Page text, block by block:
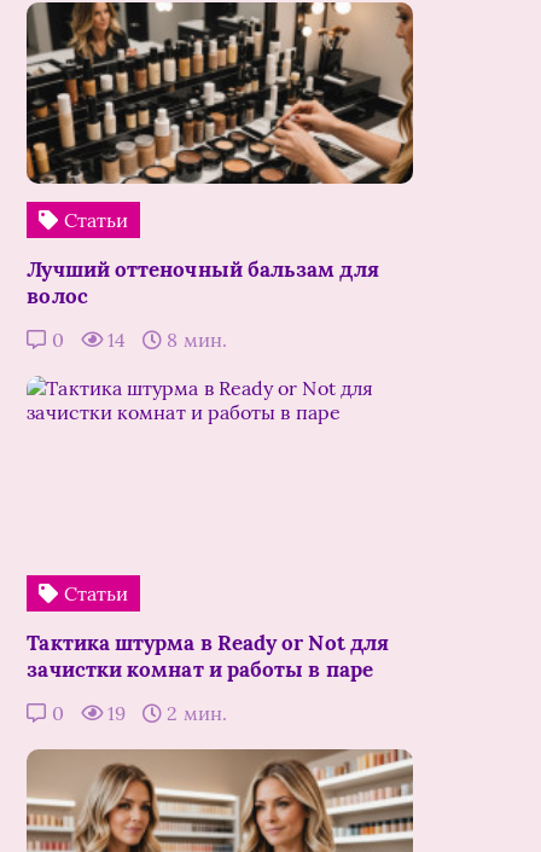
Статьи
Лучший оттеночный бальзам для
волос
0 14 8 мин.
Статьи
Тактика штурма в Ready or Not для
зачистки комнат и работы в паре
0 19 2 мин.